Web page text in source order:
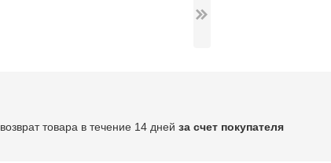
возврат товара в течение 14 дней за счет покупателя